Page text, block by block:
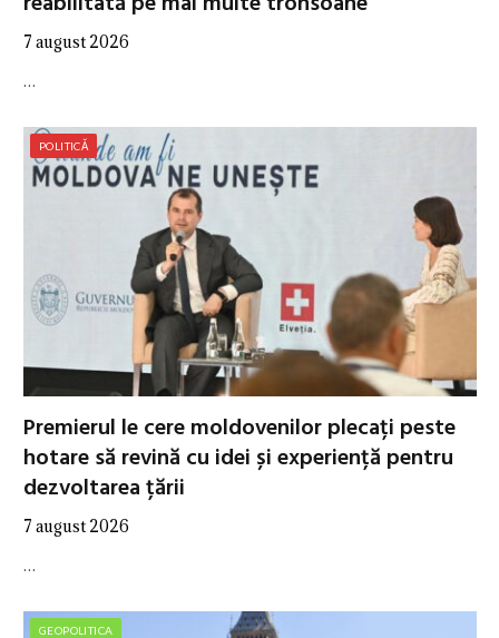
7 august 2026
…
POLITICĂ
Premierul le cere moldovenilor plecați peste
hotare să revină cu idei și experiență pentru
dezvoltarea țării
7 august 2026
…
GEOPOLITICA